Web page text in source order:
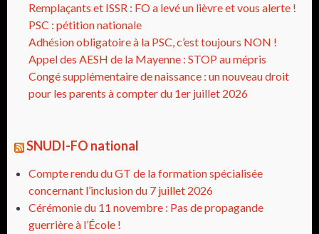
Remplaçants et ISSR : FO a levé un lièvre et vous alerte !
PSC : pétition nationale
Adhésion obligatoire à la PSC, c’est toujours NON !
Appel des AESH de la Mayenne : STOP au mépris
Congé supplémentaire de naissance : un nouveau droit
pour les parents à compter du 1er juillet 2026
SNUDI-FO national
Compte rendu du GT de la formation spécialisée
concernant l’inclusion du 7 juillet 2026
Cérémonie du 11 novembre : Pas de propagande
guerrière à l’École !